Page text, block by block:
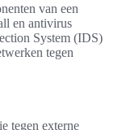
van een
en antivirus
System (IDS)
tegen
tegen externe